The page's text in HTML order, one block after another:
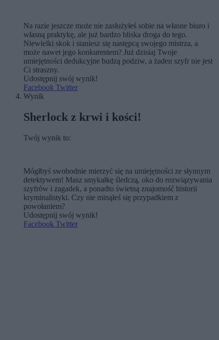
Na razie jeszcze może nie zasłużyłeś sobie na własne biuro i
własną praktykę, ale już bardzo bliska droga do tego.
Niewielki skok i staniesz się następcą swojego mistrza, a
może nawet jego konkurentem? Już dzisiaj Twoje
umiejętności dedukcyjne budzą podziw, a żaden szyfr nie jest
Ci straszny.
Udostępnij swój wynik!
Facebook Twitter
Wynik
Sherlock z krwi i kości!
Twój wynik to:
Mógłbyś swobodnie mierzyć się na umiejętności ze słynnym
detektywem! Masz smykałkę śledczą, oko do rozwiązywania
szyfrów i zagadek, a ponadto świetną znajomość historii
kryminalistyki. Czy nie minąłeś się przypadkiem z
powołaniem?
Udostępnij swój wynik!
Facebook Twitter